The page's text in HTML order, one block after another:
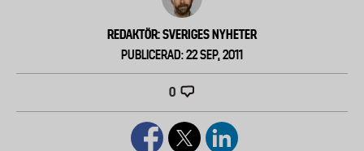
REDAKTÖR: SVERIGES NYHETER
PUBLICERAD: 22 SEP, 2011
0